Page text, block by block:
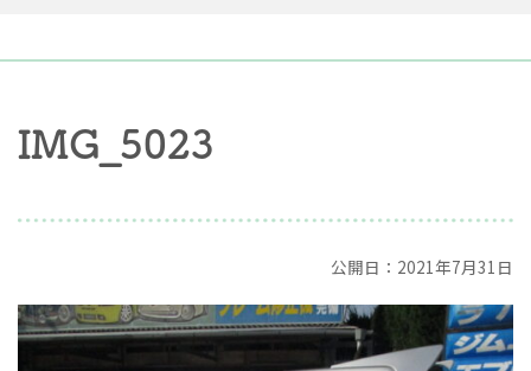
IMG_5023
公開日：2021年7月31日